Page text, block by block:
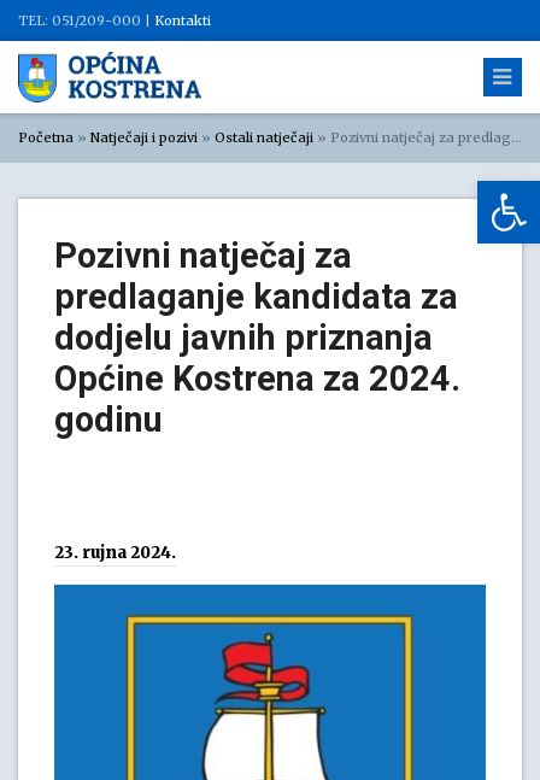
TEL: 051/209-000 | Kontakti
Početna » Natječaji i pozivi » Ostali natječaji » Pozivni natječaj za predlaganje kandidata za dodjelu javnih priznanja Općine Kostrena za 2024. godinu
Pozivni natječaj za
predlaganje kandidata za
dodjelu javnih priznanja
Općine Kostrena za 2024.
godinu
23. rujna 2024.